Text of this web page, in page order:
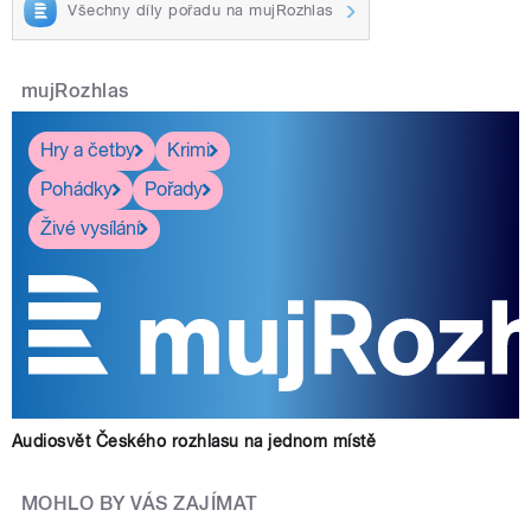
Všechny díly pořadu na mujRozhlas
mujRozhlas
Hry a četby
Krimi
Pohádky
Pořady
Živé vysílání
Audiosvět Českého rozhlasu na jednom místě
MOHLO BY VÁS ZAJÍMAT